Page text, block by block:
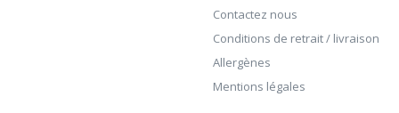
Contactez nous
Conditions de retrait / livraison
Allergènes
Mentions légales